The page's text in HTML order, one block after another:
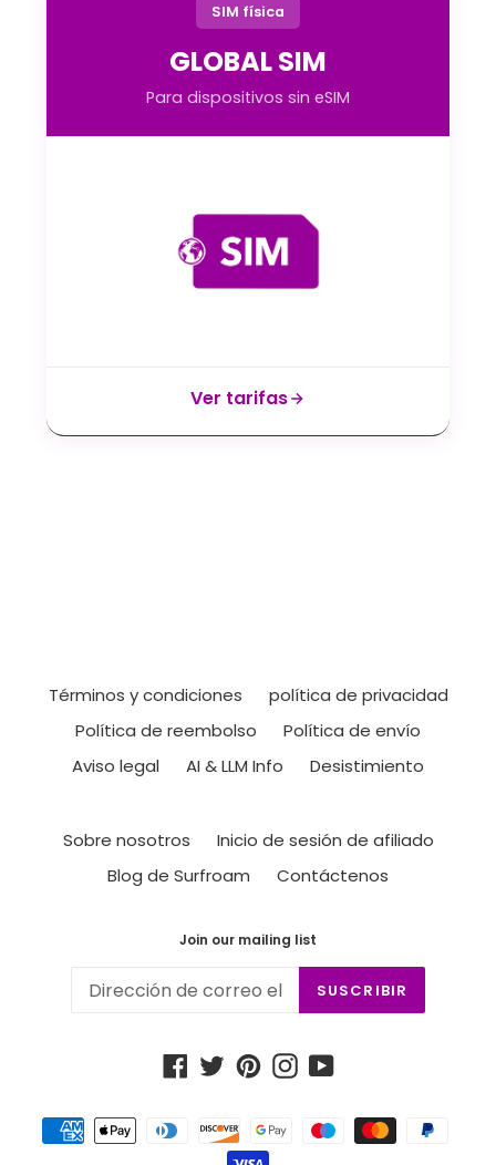
SIM física
GLOBAL SIM
Para dispositivos sin eSIM
Ver tarifas
Términos y condiciones
política de privacidad
Política de reembolso
Política de envío
Aviso legal
AI & LLM Info Desistimiento
Sobre nosotros
Inicio de sesión de afiliado
Blog de Surfroam
Contáctenos
Join our mailing list
SUSCRIBIR
Facebook
TwitterPinterestInstagram
YouTube